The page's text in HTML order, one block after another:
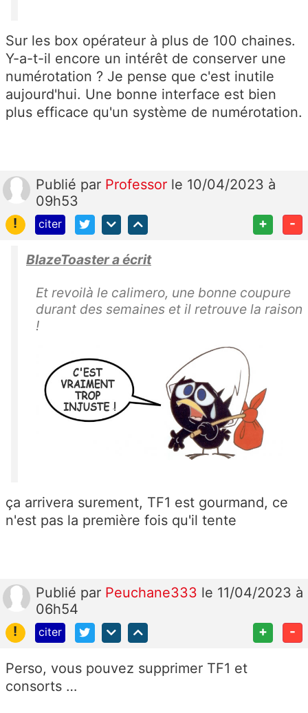
Sur les box opérateur à plus de 100 chaines.
Y-a-t-il encore un intérêt de conserver une
numérotation ? Je pense que c'est inutile
aujourd'hui. Une bonne interface est bien
plus efficace qu'un système de numérotation.
Publié par Professor le 10/04/2023 à
09h53
!
citer + -
BlazeToaster a écrit
Et revoilà le calimero, une bonne coupure
durant des semaines et il retrouve la raison
!
ça arrivera surement, TF1 est gourmand, ce
n'est pas la première fois qu'il tente
Publié par Peuchane333 le 11/04/2023 à
06h54
!
citer + -
Perso, vous pouvez supprimer TF1 et
consorts …